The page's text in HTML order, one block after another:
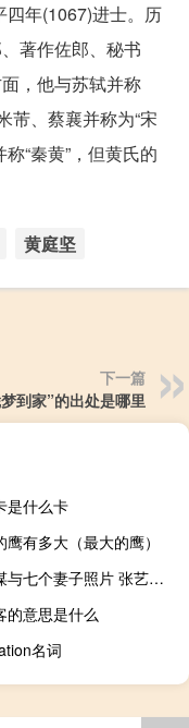
四年(1067)进士。历
著作佐郎、秘书
，他与苏轼并称
芾、蔡襄并称为“宋
“秦黄”，但黄氏的
黄庭坚
下一篇
到家”的出处是哪里
是什么卡
鹰有多大（最大的鹰）
张艺谋与七个妻子照片 张艺谋7个孩子4个老婆 张艺谋有哪七个妻子
的意思是什么
名词